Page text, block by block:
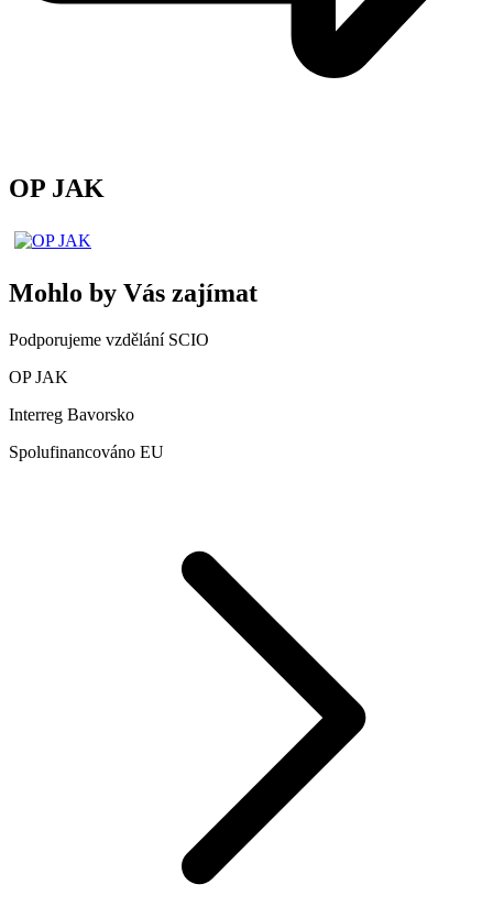
OP JAK
Mohlo by Vás zajímat
Podporujeme vzdělání SCIO
OP JAK
Interreg Bavorsko
Spolufinancováno EU